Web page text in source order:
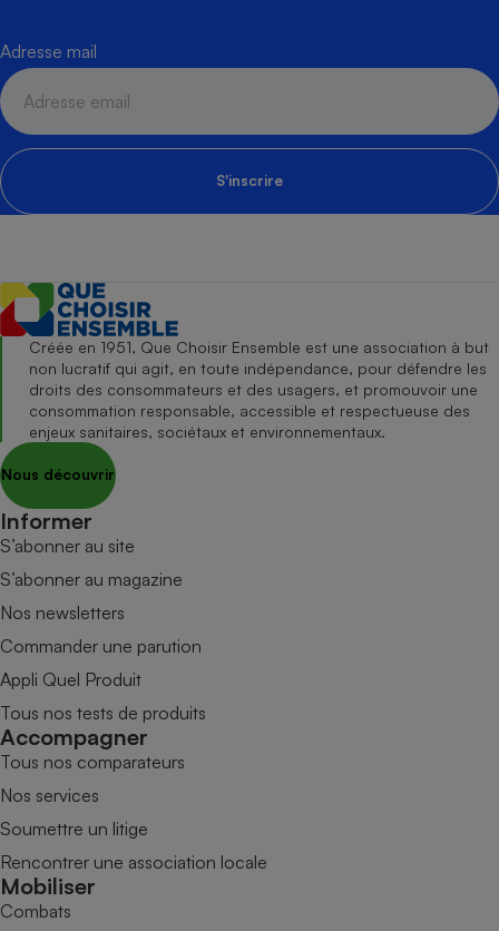
Adresse mail
S'inscrire
Créée en 1951, Que Choisir Ensemble est une association à but
non lucratif qui agit, en toute indépendance, pour défendre les
droits des consommateurs et des usagers, et promouvoir une
consommation responsable, accessible et respectueuse des
enjeux sanitaires, sociétaux et environnementaux.
Nous découvrir
Informer
S’abonner au site
S’abonner au magazine
Nos newsletters
Commander une parution
Appli Quel Produit
Tous nos tests de produits
Accompagner
Tous nos comparateurs
Nos services
Soumettre un litige
Rencontrer une association locale
Mobiliser
Combats